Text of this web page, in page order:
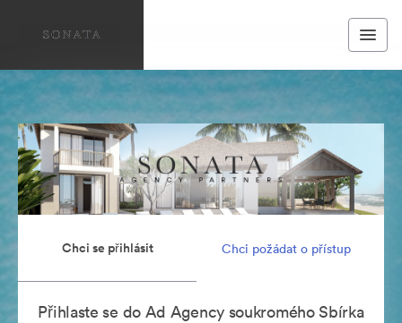
Chci se přihlásit Chci požádat o přístup
Přihlaste se do Ad Agency soukromého Sbírka